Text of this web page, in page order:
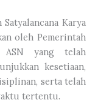
Karya
oleh Pemerintah
ASN yang telah
kesetiaan,
serta telah
tertentu.